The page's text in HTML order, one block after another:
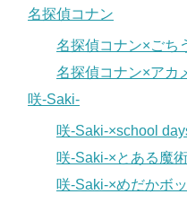
名探偵コナン
名探偵コナン×ごち
名探偵コナン×アカ
咲-Saki-
咲-Saki-×school
咲-Saki-×とある魔術
咲-Saki-×めだかボ